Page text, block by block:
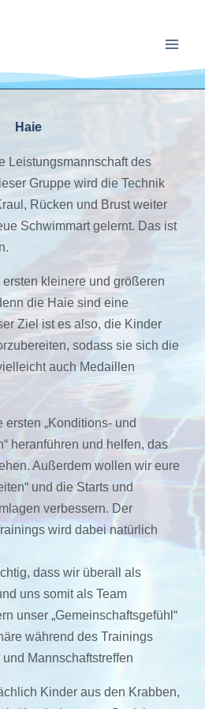
Haie
Leistungsmannschaft des
Gruppe wird die Technik
Rücken und Brust weiter
Schwimmart gelernt. Das ist
kleinere und größeren
die Haie sind eine
Ziel ist es also, die Kinder
sodass sie sich die
auch Medaillen
„Konditions- und
heranführen und helfen, das
Außerdem wollen wir eure
und die Starts und
verbessern. Der
wird dabei natürlich
dass wir überall als
uns somit als Team
unser „Gemeinschaftsgefühl“
während des Trainings
Mannschaftstreffen
Kinder aus den Krabben,